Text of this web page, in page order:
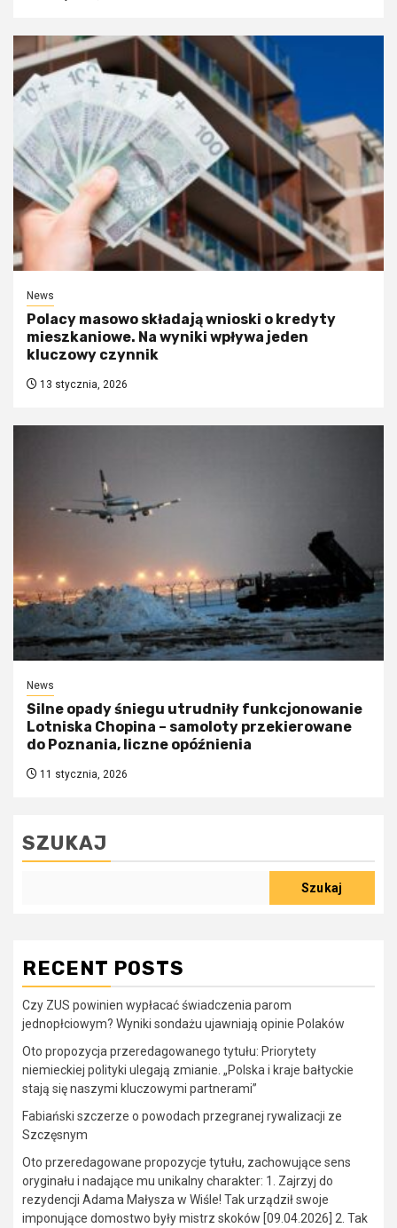
News
Polacy masowo składają wnioski o kredyty
mieszkaniowe. Na wyniki wpływa jeden
kluczowy czynnik
13 stycznia, 2026
News
Silne opady śniegu utrudniły funkcjonowanie
Lotniska Chopina – samoloty przekierowane
do Poznania, liczne opóźnienia
11 stycznia, 2026
SZUKAJ
Szukaj
RECENT POSTS
Czy ZUS powinien wypłacać świadczenia parom
jednopłciowym? Wyniki sondażu ujawniają opinie Polaków
Oto propozycja przeredagowanego tytułu: Priorytety
niemieckiej polityki ulegają zmianie. „Polska i kraje bałtyckie
stają się naszymi kluczowymi partnerami”
Fabiański szczerze o powodach przegranej rywalizacji ze
Szczęsnym
Oto przeredagowane propozycje tytułu, zachowujące sens
oryginału i nadające mu unikalny charakter: 1. Zajrzyj do
rezydencji Adama Małysza w Wiśle! Tak urządził swoje
imponujące domostwo były mistrz skoków [09.04.2026] 2. Tak